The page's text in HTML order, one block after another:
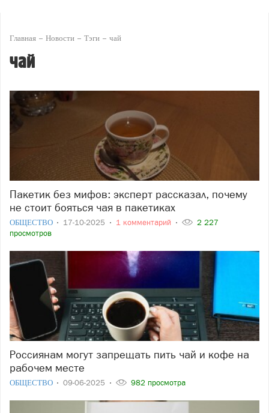
Главная Новости Тэги чай
чай
Пакетик без мифов: эксперт рассказал, почему
не стоит бояться чая в пакетиках
ОБЩЕСТВО 17-10-2025 1 комментарий
2 227
просмотров
Россиянам могут запрещать пить чай и кофе на
рабочем месте
ОБЩЕСТВО 09-06-2025 982 просмотра